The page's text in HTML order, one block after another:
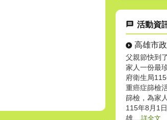
活動資
父親節快到
家人一份最
府衛生局
重癌症篩檢
篩檢，為家
115年8月1
雄....詳全文